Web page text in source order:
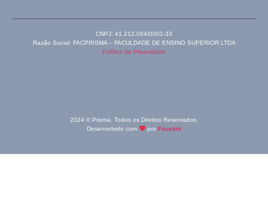
CNPJ: 41.212.064/0001-33
Razão Social: FACPRISMA – FACULDADE DE ENSINO SUPERIOR LTDA
Política de Privacidade
2024 © Prisma. Todos os Direitos Reservados.
Desenvolvido com
porFaustini